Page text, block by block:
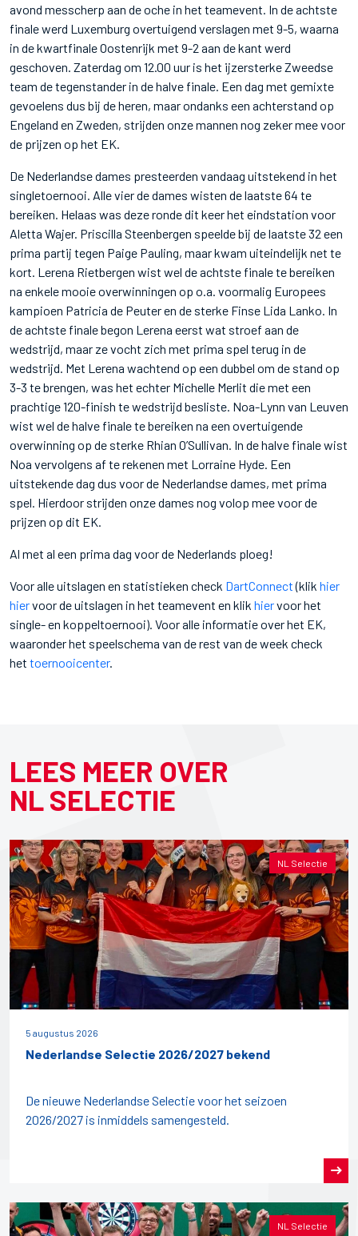
avond messcherp aan de oche in het teamevent. In de achtste
finale werd Luxemburg overtuigend verslagen met 9-5, waarna
in de kwartfinale Oostenrijk met 9-2 aan de kant werd
geschoven. Zaterdag om 12.00 uur is het ijzersterke Zweedse
team de tegenstander in de halve finale. Een dag met gemixte
gevoelens dus bij de heren, maar ondanks een achterstand op
Engeland en Zweden, strijden onze mannen nog zeker mee voor
de prijzen op het EK.
De Nederlandse dames presteerden vandaag uitstekend in het
singletoernooi. Alle vier de dames wisten de laatste 64 te
bereiken. Helaas was deze ronde dit keer het eindstation voor
Aletta Wajer. Priscilla Steenbergen speelde bij de laatste 32 een
prima partij tegen Paige Pauling, maar kwam uiteindelijk net te
kort. Lerena Rietbergen wist wel de achtste finale te bereiken
na enkele mooie overwinningen op o.a. voormalig Europees
kampioen Patricia de Peuter en de sterke Finse Lida Lanko. In
de achtste finale begon Lerena eerst wat stroef aan de
wedstrijd, maar ze vocht zich met prima spel terug in de
wedstrijd. Met Lerena wachtend op een dubbel om de stand op
3-3 te brengen, was het echter Michelle Merlit die met een
prachtige 120-finish te wedstrijd besliste. Noa-Lynn van Leuven
wist wel de halve finale te bereiken na een overtuigende
overwinning op de sterke Rhian O’Sullivan. In de halve finale wist
Noa vervolgens af te rekenen met Lorraine Hyde. Een
uitstekende dag dus voor de Nederlandse dames, met prima
spel. Hierdoor strijden onze dames nog volop mee voor de
prijzen op dit EK.
Al met al een prima dag voor de Nederlands ploeg!
Voor alle uitslagen en statistieken check DartConnect(klik hier
hiervoor de uitslagen in het teamevent en klik hiervoor het
single- en koppeltoernooi). Voor alle informatie over het EK,
waaronder het speelschema van de rest van de week check
het toernooicenter.
LEES MEER OVER
NL SELECTIE
NL Selectie
5 augustus 2026
Nederlandse Selectie 2026/2027 bekend
De nieuwe Nederlandse Selectie voor het seizoen
2026/2027 is inmiddels samengesteld.
NL Selectie